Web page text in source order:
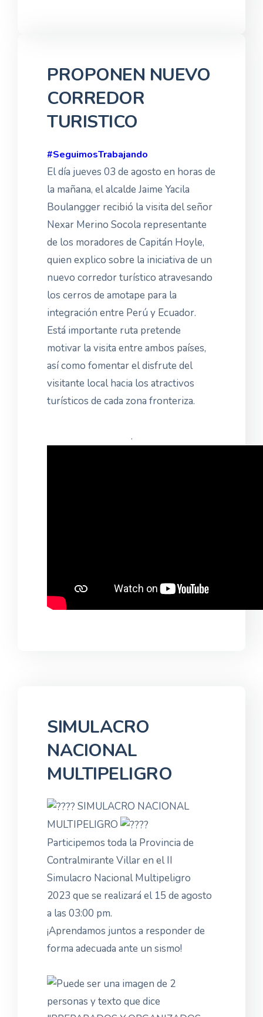
PROPONEN NUEVO
CORREDOR
TURISTICO
#SeguimosTrabajando
El día jueves 03 de agosto en horas de
la mañana, el alcalde Jaime Yacila
Boulangger recibió la visita del señor
Nexar Merino Socola representante
de los moradores de Capitán Hoyle,
quien explico sobre la iniciativa de un
nuevo corredor turístico atravesando
los cerros de amotape para la
integración entre Perú y Ecuador.
Está importante ruta pretende
motivar la visita entre ambos países,
así como fomentar el disfrute del
visitante local hacia los atractivos
turísticos de cada zona fronteriza.
.
SIMULACRO
NACIONAL
MULTIPELIGRO
SIMULACRO NACIONAL
MULTIPELIGRO
Participemos toda la Provincia de
Contralmirante Villar en el II
Simulacro Nacional Multipeligro
2023 que se realizará el 15 de agosto
a las 03:00 pm.
¡Aprendamos juntos a responder de
forma adecuada ante un sismo!